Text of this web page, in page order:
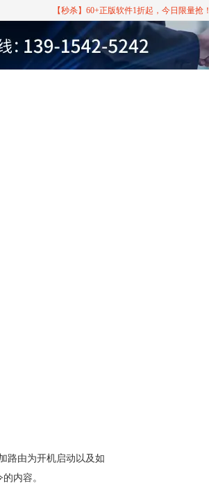
【秒杀】60+正版软件1折起，今日限量抢！
路由为开机启动以及如
内容。